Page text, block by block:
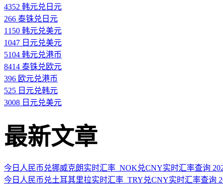
4352 韩元兑日元
266 泰铢兑日元
1150 韩元兑美元
1047 日元兑美元
5104 韩元兑港币
8414 泰铢兑欧元
396 欧元兑港币
525 日元兑韩元
3008 日元兑美元
最新文章
今日人民币兑挪威克朗实时汇率_NOK兑CNY实时汇率查询
今日人民币兑土耳其里拉实时汇率_TRY兑CNY实时汇率查询